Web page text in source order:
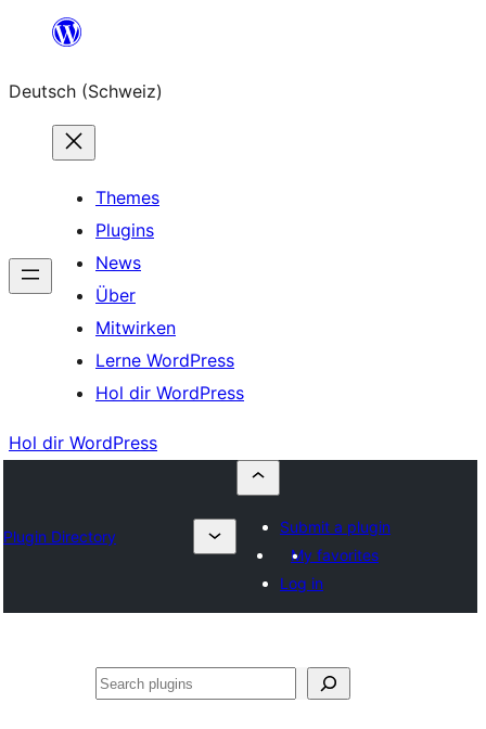
springen
Deutsch (Schweiz)
Themes
Plugins
News
Über
Mitwirken
Lerne WordPress
Hol dir WordPress
Hol dir WordPress
Plugin Directory
Submit a plugin
My favorites
Log in
Suchen